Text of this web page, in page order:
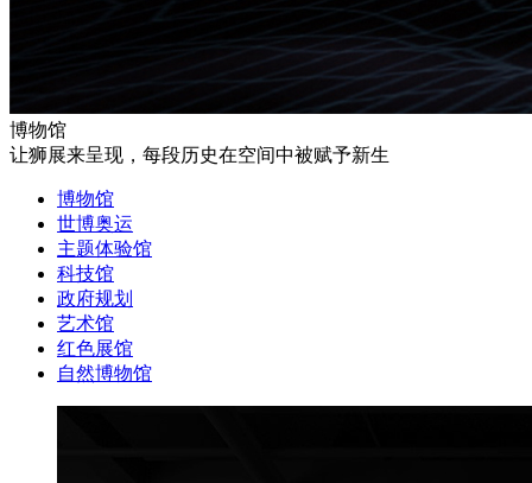
博物馆
让狮展来呈现，每段历史在空间中被赋予新生
博物馆
世博奥运
主题体验馆
科技馆
政府规划
艺术馆
红色展馆
自然博物馆